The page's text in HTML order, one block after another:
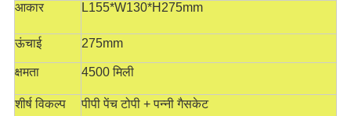
आकार L155*W130*H275mm
ऊंचाई 275mm
क्षमता 4500 मिली
शीर्ष विकल्प पीपी पेंच टोपी + पन्नी गैसकेट